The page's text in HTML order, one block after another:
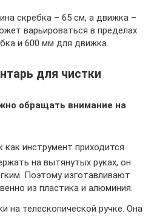
скребка – 65 см, а движка –
варьироваться в пределах
и 600 мм для движка.
для чистки
обращать внимание на
как инструмент приходится
на вытянутых руках, он
Поэтому изготавливают
из пластика и алюминия.
на телескопической ручке. Она